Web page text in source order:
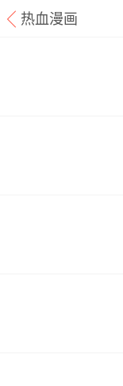
热血漫画